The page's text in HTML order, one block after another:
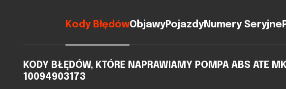
Kody BłędówObjawyPojazdyNumery Seryjne
KODY BŁĘDÓW, KTÓRE NAPRAWIAMY POMPA ABS ATE
10094903173